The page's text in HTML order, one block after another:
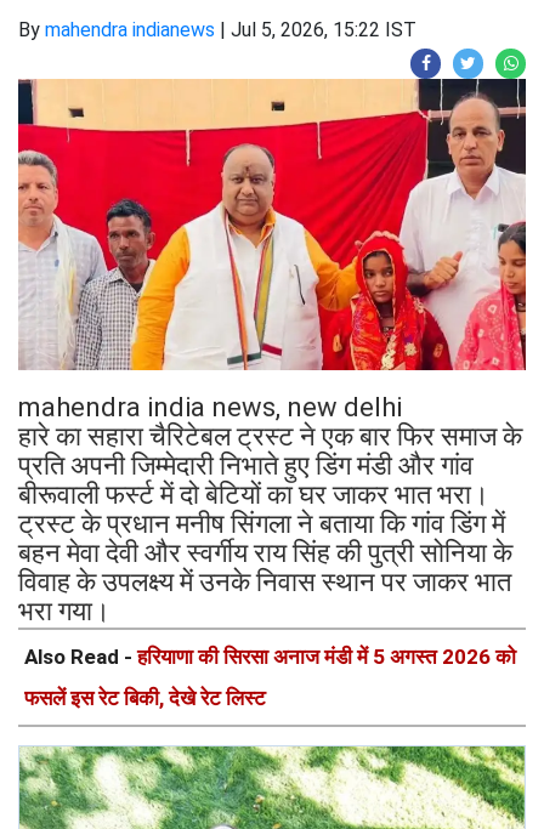
By mahendra indianews | Jul 5, 2026, 15:22 IST
mahendra india news, new delhi
हारे का सहारा चैरिटेबल ट्रस्ट ने एक बार फिर समाज के
प्रति अपनी जिम्मेदारी निभाते हुए डिंग मंडी और गांव
बीरूवाली फर्स्ट में दो बेटियों का घर जाकर भात भरा।
ट्रस्ट के प्रधान मनीष सिंगला ने बताया कि गांव डिंग में
बहन मेवा देवी और स्वर्गीय राय सिंह की पुत्री सोनिया के
विवाह के उपलक्ष्य में उनके निवास स्थान पर जाकर भात
भरा गया।
Also Read -हरियाणा की सिरसा अनाज मंडी में 5 अगस्त 2026 को
फसलें इस रेट बिकी, देखे रेट लिस्ट